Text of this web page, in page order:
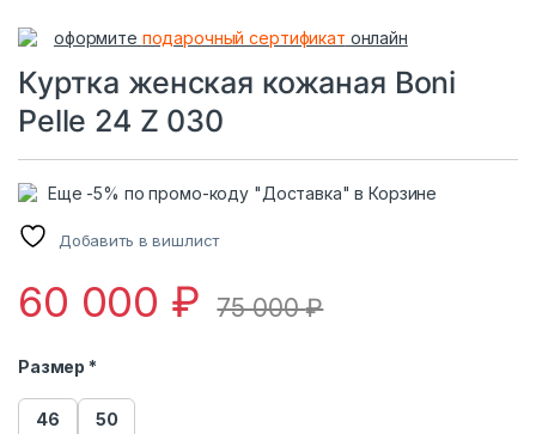
оформите подарочный сертификат онлайн
Куртка женская кожаная Boni
Pelle 24 Z 030
Еще -5% по промо-коду "Доставка" в Корзине
Добавить в вишлист
60 000 ₽ 75 000₽
Размер *
46 50